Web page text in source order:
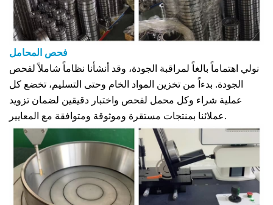
فحص المحامل
نولي اهتماماً بالغاً لمراقبة الجودة، وقد أنشأنا نظاماً شاملاً لفحص
الجودة. بدءاً من تخزين المواد الخام وحتى التسليم، تخضع كل
عملية شراء وكل محمل لفحص واختبار دقيقين لضمان تزويد
عملائنا بمنتجات مستقرة وموثوقة ومتوافقة مع المعايير.